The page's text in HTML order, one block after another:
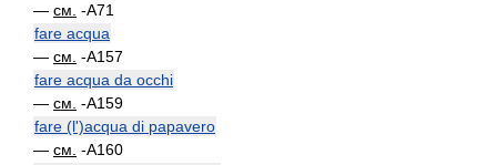
— см. -A71
fare acqua
— см. -A157
fare acqua da occhi
— см. -A159
fare (l')acqua di papavero
— см. -A160